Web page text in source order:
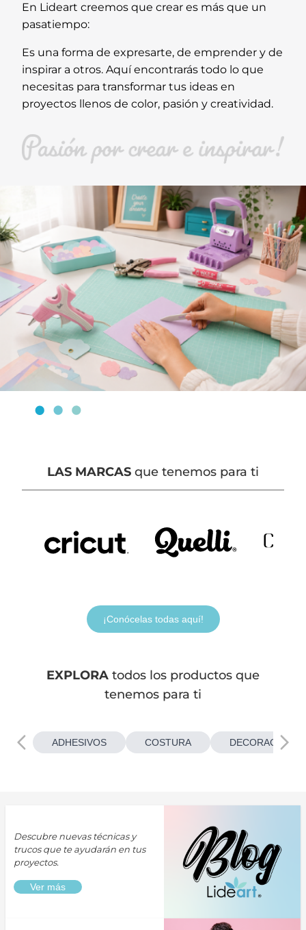
En Lideart creemos que crear es más que un
pasatiempo:
Es una forma de expresarte, de emprender y de
inspirar a otros. Aquí encontrarás todo lo que
necesitas para transformar tus ideas en
proyectos llenos de color, pasión y creatividad.
LAS MARCAS que tenemos para ti
¡Conócelas todas aquí!
EXPLORA todos los productos que
tenemos para ti
ADHESIVOS COSTURA
Descubre nuevas técnicas y
trucos que te ayudarán en tus
proyectos.
Ver más